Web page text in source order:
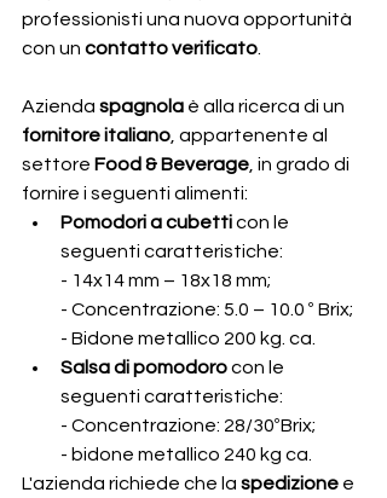
professionisti una nuova opportunità
con un contatto verificato
Azienda spagnola è alla ricerca di un
fornitore italiano , appartenente al
settore Food & Beverage in grado di
fornire i seguenti alimenti:
Pomodori a cubetti con le
seguenti caratteristiche:
- 14x14 mm – 18x18 mm;
- Concentrazione: 5.0 – 10.0 º Brix;
- Bidone metallico 200 kg. ca.
Salsa di pomodoro con le
seguenti caratteristiche:
- Concentrazione: 28/30ºBrix;
- bidone metallico 240 kg ca.
L'azienda richiede che la spedizione e